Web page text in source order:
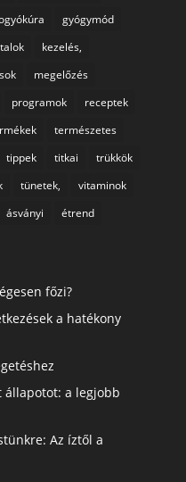
gyógymód
kezelés,
megelőzés
programok
receptek
természetes
tippek titkai
trükkök
tünetek,
vitaminok
ásványi
étrend
főzi?
a hatékony
állapotot: a legjobb
Az íztől a